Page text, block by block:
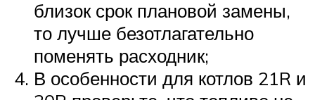
близок срок плановой замены,
то лучше безотлагательно
поменять расходник;
В особенности для котлов 21R и